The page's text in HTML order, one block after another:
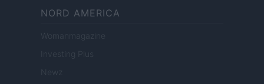
NORD AMERICA
Womanmagazine
Investing Plus
Newz